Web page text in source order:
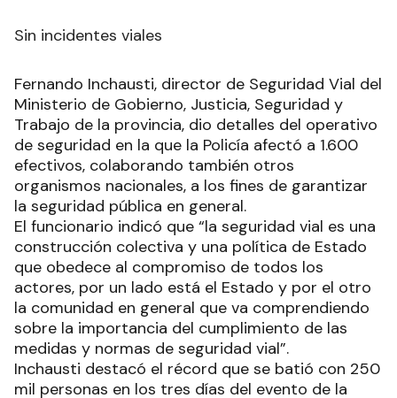
Sin incidentes viales
Fernando Inchausti, director de Seguridad Vial del
Ministerio de Gobierno, Justicia, Seguridad y
Trabajo de la provincia, dio detalles del operativo
de seguridad en la que la Policía afectó a 1.600
efectivos, colaborando también otros
organismos nacionales, a los fines de garantizar
la seguridad pública en general.
El funcionario indicó que “la seguridad vial es una
construcción colectiva y una política de Estado
que obedece al compromiso de todos los
actores, por un lado está el Estado y por el otro
la comunidad en general que va comprendiendo
sobre la importancia del cumplimiento de las
medidas y normas de seguridad vial”.
Inchausti destacó el récord que se batió con 250
mil personas en los tres días del evento de la